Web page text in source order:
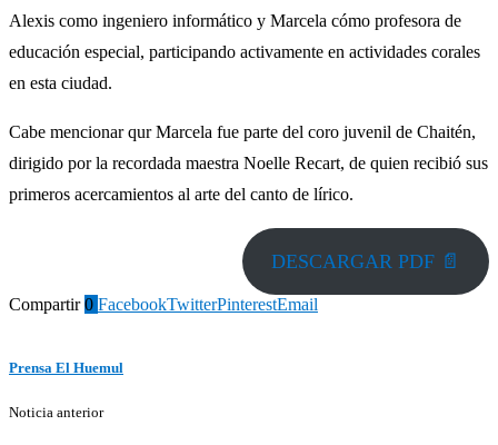
Alexis como ingeniero informático y Marcela cómo profesora de
educación especial, participando activamente en actividades corales
en esta ciudad.
Cabe mencionar qur Marcela fue parte del coro juvenil de Chaitén,
dirigido por la recordada maestra Noelle Recart, de quien recibió sus
primeros acercamientos al arte del canto de lírico.
DESCARGAR PDF 📄
Compartir 0 FacebookTwitterPinterestEmail
Prensa El Huemul
Noticia anterior